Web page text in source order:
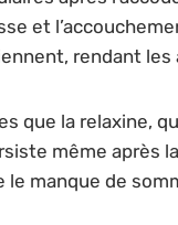
et
rendant
que la relaxine,
même après
le manque de